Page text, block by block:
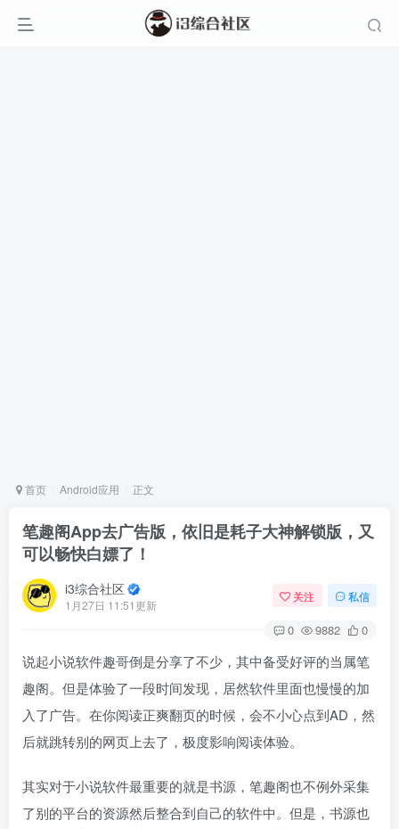
首页 Android应用 正文
笔趣阁App去广告版，依旧是耗子大神解锁版，又
可以畅快白嫖了！
i3综合社区
1月27日 11:51更新
关注 私信
0 9882 0
说起小说软件趣哥倒是分享了不少，其中备受好评的当属笔
趣阁。但是体验了一段时间发现，居然软件里面也慢慢的加
入了广告。在你阅读正爽翻页的时候，会不小心点到AD，然
后就跳转别的网页上去了，极度影响阅读体验。
其实对于小说软件最重要的就是书源，笔趣阁也不例外采集
了别的平台的资源然后整合到自己的软件中。但是，书源也